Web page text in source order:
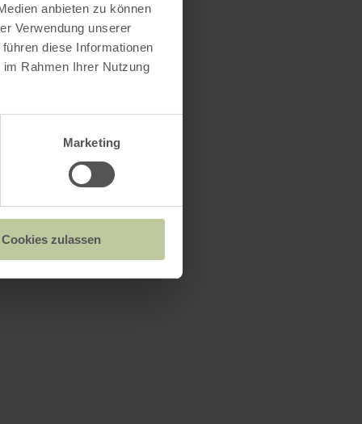
anbieten zu können
Verwendung unserer
diese Informationen
Rahmen Ihrer Nutzung
Marketing
Cookies zulassen
€
€